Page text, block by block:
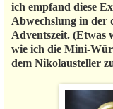
ich empfand diese
Abwechslung in der
Adventszeit. (Etwas
wie ich die Mini-
dem Nikolausteller